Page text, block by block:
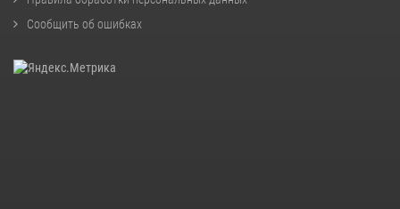
Сообщить об ошибках